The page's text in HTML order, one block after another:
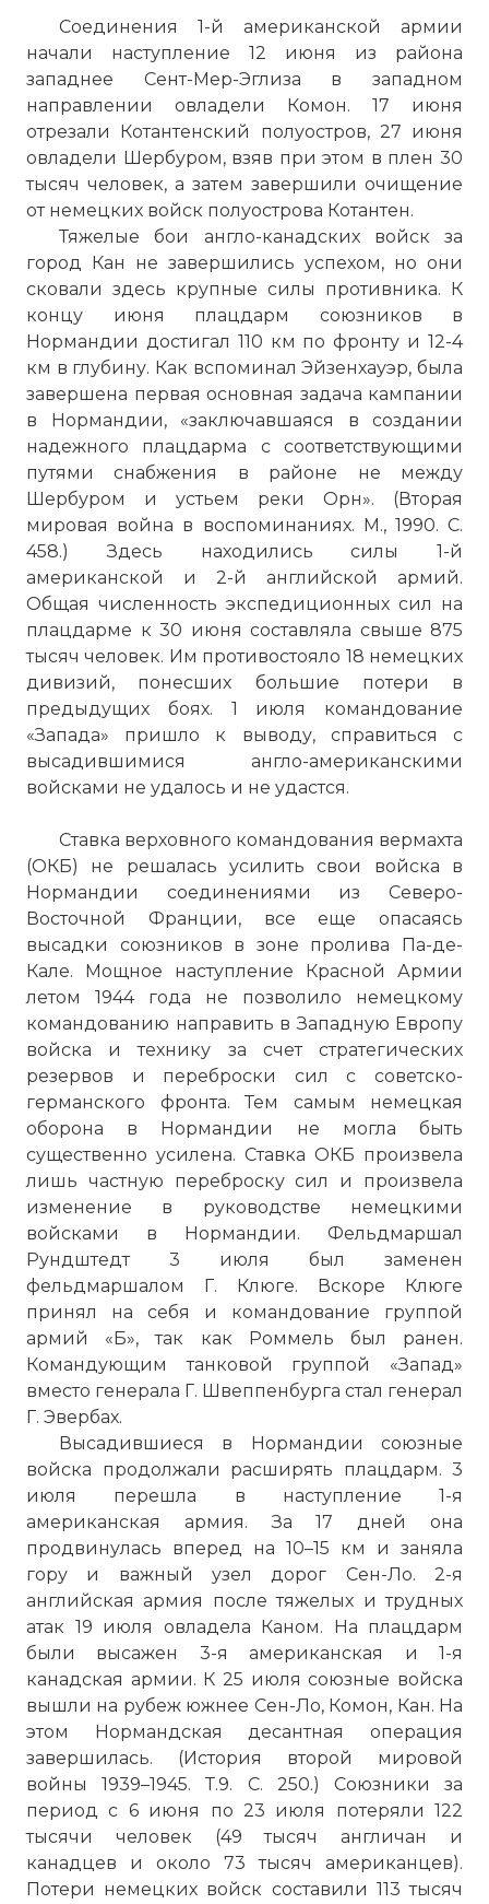
Соединения 1-й американской армии
начали наступление 12 июня из района
западнее Сент-Мер-Эглиза в западном
направлении овладели Комон. 17 июня
отрезали Котантенский полуостров, 27 июня
овладели Шербуром, взяв при этом в плен 30
тысяч человек, а затем завершили очищение
от немецких войск полуострова Котантен.
Тяжелые бои англо-канадских войск за
город Кан не завершились успехом, но они
сковали здесь крупные силы противника. К
концу июня плацдарм союзников в
Нормандии достигал 110 км по фронту и 12-4
км в глубину. Как вспоминал Эйзенхауэр, была
завершена первая основная задача кампании
в Нормандии, «заключавшаяся в создании
надежного плацдарма с соответствующими
путями снабжения в районе не между
Шербуром и устьем реки Орн». (Вторая
мировая война в воспоминаниях. М., 1990. С.
458.) Здесь находились силы 1-й
американской и 2-й английской армий.
Общая численность экспедиционных сил на
плацдарме к 30 июня составляла свыше 875
тысяч человек. Им противостояло 18 немецких
дивизий, понесших большие потери в
предыдущих боях. 1 июля командование
«Запада» пришло к выводу, справиться с
высадившимися англо-американскими
войсками не удалось и не удастся.
Ставка верховного командования вермахта
(ОКБ) не решалась усилить свои войска в
Нормандии соединениями из Северо-
Восточной Франции, все еще опасаясь
высадки союзников в зоне пролива Па-де-
Кале. Мощное наступление Красной Армии
летом 1944 года не позволило немецкому
командованию направить в Западную Европу
войска и технику за счет стратегических
резервов и переброски сил с советско-
германского фронта. Тем самым немецкая
оборона в Нормандии не могла быть
существенно усилена. Ставка ОКБ произвела
лишь частную переброску сил и произвела
изменение в руководстве немецкими
войсками в Нормандии. Фельдмаршал
Рундштедт 3 июля был заменен
фельдмаршалом Г. Клюге. Вскоре Клюге
принял на себя и командование группой
армий «Б», так как Роммель был ранен.
Командующим танковой группой «Запад»
вместо генерала Г. Швеппенбурга стал генерал
Г. Эвербах.
Высадившиеся в Нормандии союзные
войска продолжали расширять плацдарм. 3
июля перешла в наступление 1-я
американская армия. За 17 дней она
продвинулась вперед на 10–15 км и заняла
гору и важный узел дорог Сен-Ло. 2-я
английская армия после тяжелых и трудных
атак 19 июля овладела Каном. На плацдарм
были высажен 3-я американская и 1-я
канадская армии. К 25 июля союзные войска
вышли на рубеж южнее Сен-Ло, Комон, Кан. На
этом Нормандская десантная операция
завершилась. (История второй мировой
войны 1939–1945. Т.9. С. 250.) Союзники за
период с 6 июня по 23 июля потеряли 122
тысячи человек (49 тысяч англичан и
канадцев и около 73 тысяч американцев).
Потери немецких войск составили 113 тысяч